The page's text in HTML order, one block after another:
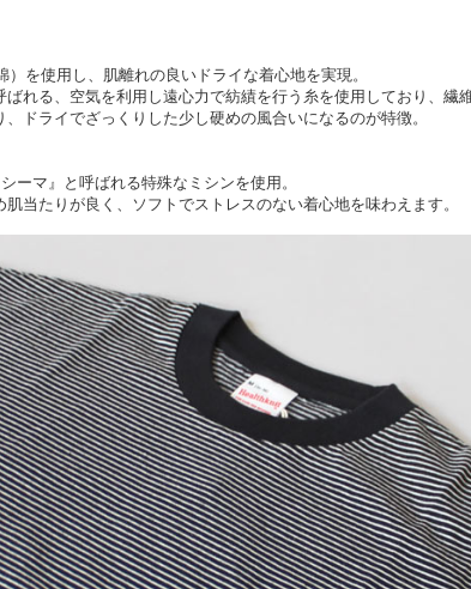
を使用し、肌離れの良いドライな着心地を実現。
れる、空気を利用し遠心力で紡績を行う糸を使用しており、繊
ドライでざっくりした少し硬めの風合いになるのが特徴。
ーマ』と呼ばれる特殊なミシンを使用。
当たりが良く、ソフトでストレスのない着心地を味わえます。